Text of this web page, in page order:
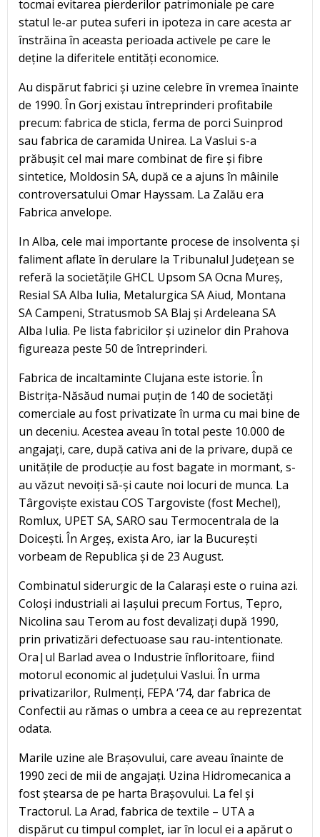
tocmai evitarea pierderilor patrimoniale pe care
statul le-ar putea suferi in ipoteza in care acesta ar
înstrăina în aceasta perioada activele pe care le
deține la diferitele entități economice.
Au dispărut fabrici și uzine celebre în vremea înainte
de 1990. În Gorj existau întreprinderi profitabile
precum: fabrica de sticla, ferma de porci Suinprod
sau fabrica de caramida Unirea. La Vaslui s-a
prăbușit cel mai mare combinat de fire și fibre
sintetice, Moldosin SA, după ce a ajuns în mâinile
controversatului Omar Hayssam. La Zalău era
Fabrica anvelope.
In Alba, cele mai importante procese de insolventa și
faliment aflate în derulare la Tribunalul Județean se
referă la societățile GHCL Upsom SA Ocna Mureș,
Resial SA Alba lulia, Metalurgica SA Aiud, Montana
SA Campeni, Stratusmob SA Blaj și Ardeleana SA
Alba Iulia. Pe lista fabricilor și uzinelor din Prahova
figureaza peste 50 de întreprinderi.
Fabrica de incaltaminte Clujana este istorie. În
Bistrița-Năsăud numai puțin de 140 de societăți
comerciale au fost privatizate în urma cu mai bine de
un deceniu. Acestea aveau în total peste 10.000 de
angajați, care, după cativa ani de la privare, după ce
unitățile de producție au fost bagate in mormant, s-
au văzut nevoiți să-și caute noi locuri de munca. La
Târgoviște existau COS Targoviste (fost Mechel),
Romlux, UPET SA, SARO sau Termocentrala de la
Doicești. În Argeș, exista Aro, iar la București
vorbeam de Republica și de 23 August.
Combinatul siderurgic de la Calarași este o ruina azi.
Coloși industriali ai Iașului precum Fortus, Tepro,
Nicolina sau Terom au fost devalizați după 1990,
prin privatizări defectuoase sau rau-intentionate.
Ora|ul Barlad avea o Industrie înfloritoare, fiind
motorul economic al județului Vaslui. În urma
privatizarilor, Rulmenți, FEPA ‘74, dar fabrica de
Confectii au rămas o umbra a ceea ce au reprezentat
odata.
Marile uzine ale Brașovului, care aveau înainte de
1990 zeci de mii de angajați. Uzina Hidromecanica a
fost ștearsa de pe harta Brașovului. La fel și
Tractorul. La Arad, fabrica de textile – UTA a
dispărut cu timpul complet, iar în locul ei a apărut o